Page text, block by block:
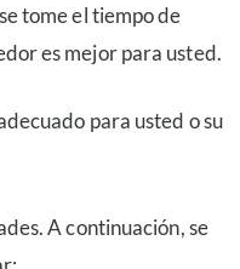
tome el tiempo de
es mejor para usted.
para usted o su
A continuación, se